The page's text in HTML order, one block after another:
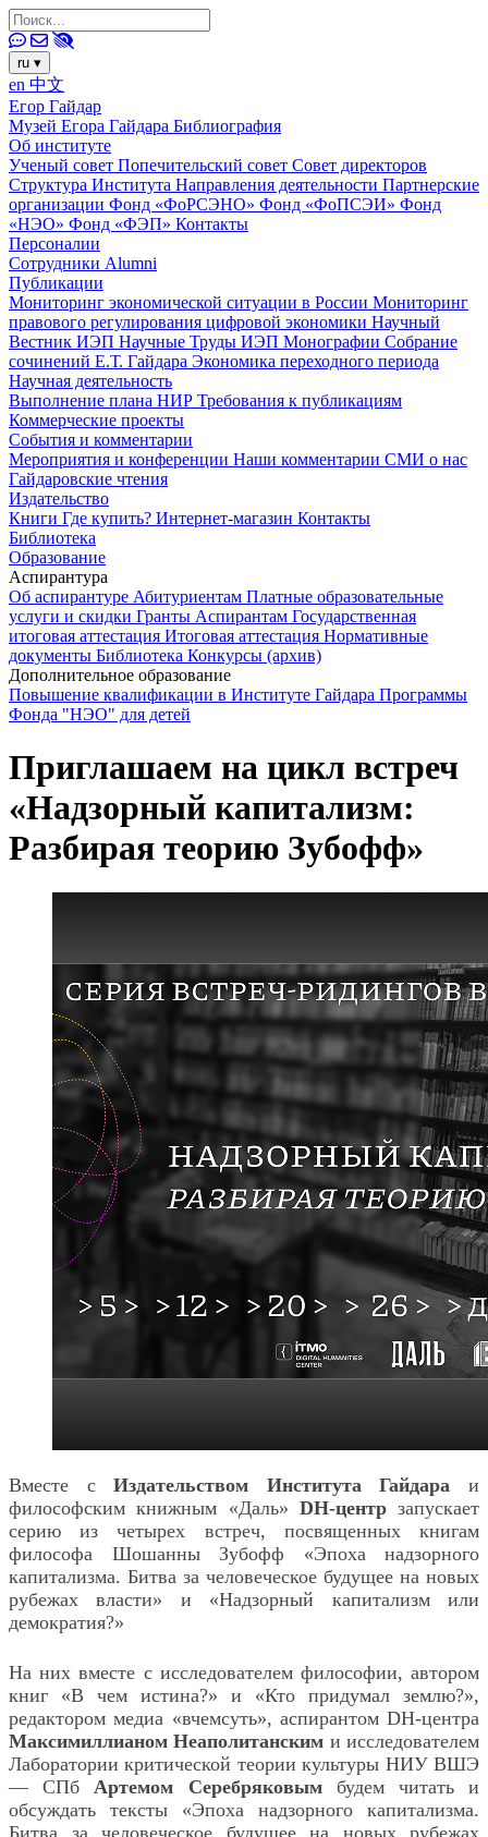
ru ▾
en 中文
Егор Гайдар
Музей Егора Гайдара Библиография
Об институте
Ученый совет Попечительский совет Совет директоров
Структура Института Направления деятельности Партнерские
организации Фонд «ФоРСЭНО» Фонд «ФоПСЭИ» Фонд
«НЭО» Фонд «ФЭП» Контакты
Персоналии
Сотрудники Alumni
Публикации
Мониторинг экономической ситуации в России Мониторинг
правового регулирования цифровой экономики Научный
Вестник ИЭП Научные Труды ИЭП Монографии Собрание
сочинений Е.Т. Гайдара Экономика переходного периода
Научная деятельность
Выполнение плана НИР Требования к публикациям
Коммерческие проекты
События и комментарии
Мероприятия и конференции Наши комментарии СМИ о нас
Гайдаровские чтения
Издательство
Книги Где купить? Интернет-магазин Контакты
Библиотека
Образование
Аспирантура
Об аспирантуре Абитуриентам Платные образовательные
услуги и скидки Гранты Аспирантам Государственная
итоговая аттестация Итоговая аттестация Нормативные
документы Библиотека Конкурсы (архив)
Дополнительное образование
Повышение квалификации в Институте Гайдара Программы
Фонда "НЭО" для детей
Приглашаем на цикл встреч
«Надзорный капитализм:
Разбирая теорию Зубофф»
Вместе сИздательством Института Гайдара и
философским книжным «Даль» DH-центрзапускает
серию из четырех встреч, посвященных книгам
философа Шошанны Зубофф «Эпоха надзорного
капитализма. Битва за человеческое будущее на новых
рубежах власти» и «Надзорный капитализм или
демократия?»
На них вместе с исследователем философии, автором
книг «В чем истина?» и «Кто придумал землю?»,
редактором медиа «вчемсуть», аспирантом DH-центра
Максимиллианом Неаполитанским и исследователем
Лаборатории критической теории культуры НИУ ВШЭ
— СПбАртемом Серебряковымбудем читать и
обсуждать тексты «Эпоха надзорного капитализма.